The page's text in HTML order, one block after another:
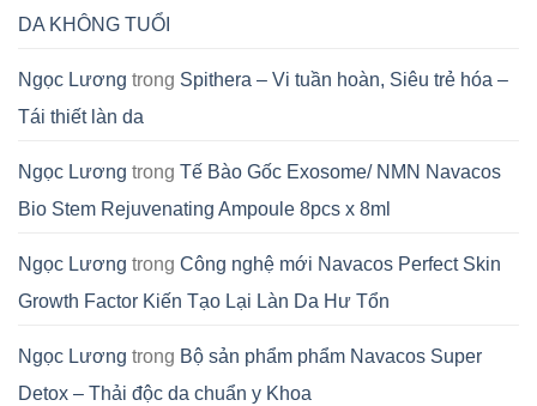
DA KHÔNG TUỔI
Ngọc Lương trong Spithera – Vi tuần hoàn, Siêu trẻ hóa –
Tái thiết làn da
Ngọc Lương trong Tế Bào Gốc Exosome/ NMN Navacos
Bio Stem Rejuvenating Ampoule 8pcs x 8ml
Ngọc Lương trong Công nghệ mới Navacos Perfect Skin
Growth Factor Kiến Tạo Lại Làn Da Hư Tổn
Ngọc Lương trong Bộ sản phẩm phẩm Navacos Super
Detox – Thải độc da chuẩn y Khoa